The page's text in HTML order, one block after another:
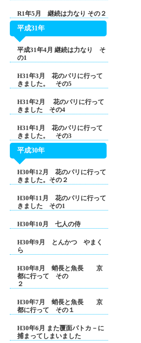
R1年5月 継続は力なり その２
平成31年
平成31年4月 継続は力なり そ
の1
H31年3月 花のパリに行って
きました。 その5
H31年2月 花のパリに行って
きました その4
H31年1月 花のパリに行って
きました。 その3
平成30年
H30年12月 花のパリに行って
きました。その２
H30年11月 花のパリに行って
きました その1
H30年10月 七人の侍
H30年9月 とんかつ やまく
ら
H30年8月 蛸長と魚長 京
都に行って その
２
H30年7月 蛸長と魚長 京
都に行って その１
H30年6月 また覆面パトカ－に
捕まってしまいました